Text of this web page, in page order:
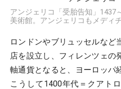
アンジェリコ「受胎告知」1437
美術館。アンジェリコもメディ
ロンドンやブリュッセルなど
店を設立し、フィレンツェの
軸通貨となると、ヨーロッパ
こうして1400年代＝クアト